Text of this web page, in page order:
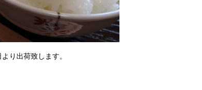
り出荷致します。